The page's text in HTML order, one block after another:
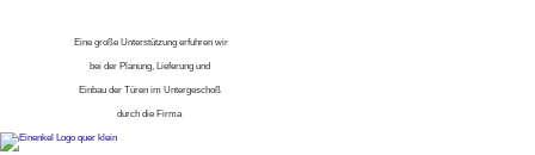
Eine große Unterstützung erfuhren wir
bei der Planung, Lieferung und
Einbau der Türen im Untergeschoß
durch die Firma